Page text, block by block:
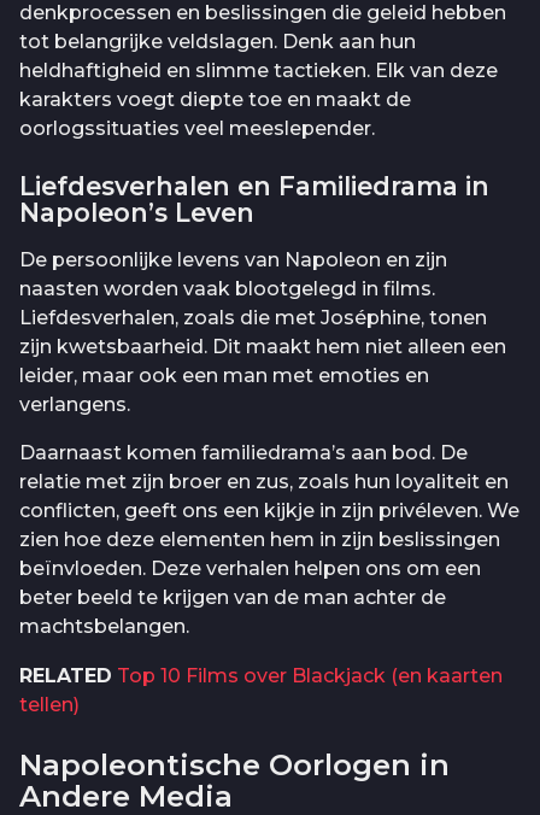
denkprocessen en beslissingen die geleid hebben
tot belangrijke veldslagen. Denk aan hun
heldhaftigheid en slimme tactieken. Elk van deze
karakters voegt diepte toe en maakt de
oorlogssituaties veel meeslepender.
Liefdesverhalen en Familiedrama in
Napoleon’s Leven
De persoonlijke levens van Napoleon en zijn
naasten worden vaak blootgelegd in films.
Liefdesverhalen, zoals die met Joséphine, tonen
zijn kwetsbaarheid. Dit maakt hem niet alleen een
leider, maar ook een man met emoties en
verlangens.
Daarnaast komen familiedrama’s aan bod. De
relatie met zijn broer en zus, zoals hun loyaliteit en
conflicten, geeft ons een kijkje in zijn privéleven. We
zien hoe deze elementen hem in zijn beslissingen
beïnvloeden. Deze verhalen helpen ons om een
beter beeld te krijgen van de man achter de
machtsbelangen.
RELATED Top 10 Films over Blackjack (en kaarten
tellen)
Napoleontische Oorlogen in
Andere Media